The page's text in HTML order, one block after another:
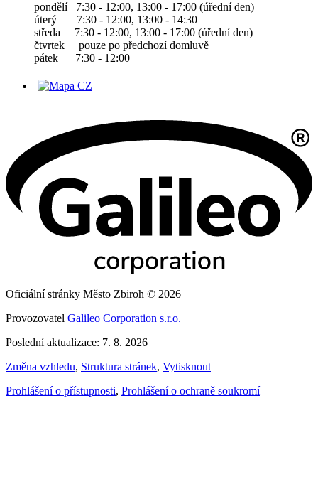
pondělí 7:30 - 12:00, 13:00 - 17:00 (úřední den)
úterý 7:30 - 12:00, 13:00 - 14:30
středa 7:30 - 12:00, 13:00 - 17:00 (úřední den)
čtvrtek pouze po předchozí domluvě
pátek 7:30 - 12:00
Oficiální stránky Město Zbiroh © 2026
Provozovatel Galileo Corporation s.r.o.
Poslední aktualizace: 7. 8. 2026
Změna vzhledu, Struktura stránek, Vytisknout
Prohlášení o přístupnosti, Prohlášení o ochraně soukromí